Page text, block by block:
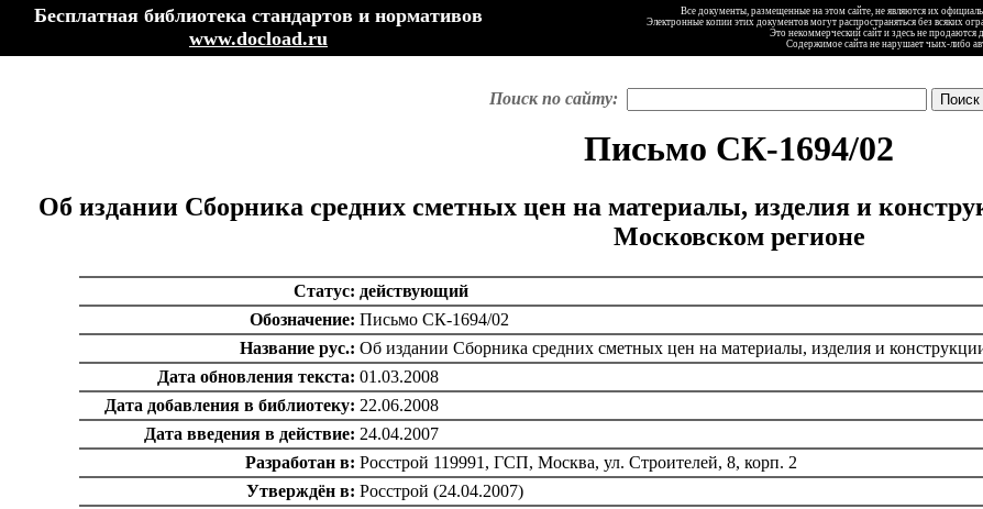
Бесплатная библиотека стандартов и нормативов
www.docload.ru
Все документы, размещенные на этом сайте, не являются их
Электронные копии этих документов могут распространяться без всяких
Это некоммерческий сайт и здесь не
Содержимое сайта не нарушает чьих-либо
Поиск по сайту:
Письмо СК-1694/02
Об издании Сборника средних сметных цен на материалы, изделия и
Московском регионе
Статус: действующий
Обозначение: Письмо СК-1694/02
Название рус.: Об издании Сборника средних сметных цен на материалы, изделия и
Дата обновления текста: 01.03.2008
Дата добавления в библиотеку: 22.06.2008
Дата введения в действие: 24.04.2007
Разработан в: Росстрой 119991, ГСП, Москва, ул. Строителей, 8, корп. 2
Утверждён в: Росстрой (24.04.2007)